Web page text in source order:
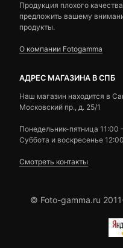
Продукция плохого
предложить вашему
продукты.
О компании Fotogamma
АДРЕС МАГАЗИНА В СПБ
Наш магазин находится в
Московский пр., д. 25/1
Понедельник-пятница
Суббота и воскресенье
Смотреть контакты
© Foto-gamma.ru